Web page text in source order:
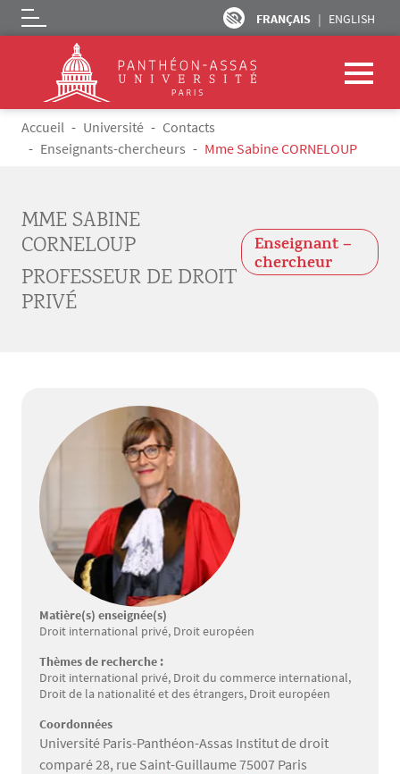
Aller au contenu principal
FRANÇAIS ENGLISH
Logo
Fil d'Ariane
Accueil Université
Contacts
Enseignants-chercheurs
Mme Sabine CORNELOUP
MME SABINE
CORNELOUP
PROFESSEUR DE DROIT
PRIVÉ
Enseignant –
chercheur
Matière(s) enseignée(s)
Droit international privé, Droit européen
Thèmes de recherche :
Droit international privé, Droit du commerce international,
Droit de la nationalité et des étrangers, Droit européen
Coordonnées
Université Paris-Panthéon-Assas Institut de droit
comparé 28, rue Saint-Guillaume 75007 Paris